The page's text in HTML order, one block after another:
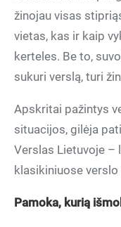
žinojau visas
vietas, kas ir kaip
kerteles. Be to,
sukuri verslą, turi
Apskritai pažintys
situacijos, gilėja
Verslas Lietuvoje –
klasikiniuose
Pamoka, kurią